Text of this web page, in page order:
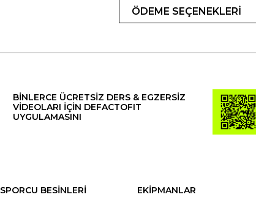
ÖDEME SEÇENEKLERİ
BİNLERCE ÜCRETSİZ DERS & EGZERSİZ
VİDEOLARI İÇİN DEFACTOFIT
UYGULAMASINI
SPORCU BESİNLERİ
EKİPMANLAR